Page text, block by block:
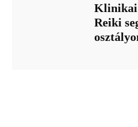
Klinikai
Reiki